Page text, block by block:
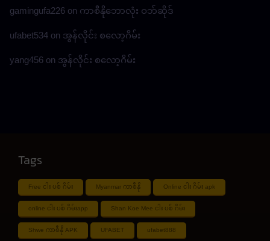
gamingufa226 on ကာစီနိုဘောလုံး ဝဘ်ဆိုဒ်
ufabet534 on အွန်လိုင်း စလော့ဂိမ်း
yang456 on အွန်လိုင်း စလော့ဂိမ်း
Tags
Free ငါး ပစ် ဂိမ်း Myanmar ကာစီနို Online ငါး ဂိမ်း apk
online ငါး ပစ် ဂိမ်းapp Shan Koe Mee ငါး ပစ် ဂိမ်း
Shwe ကာစီနို APK UFABET ufabet888